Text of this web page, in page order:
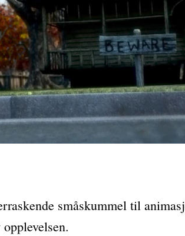
småskummel til